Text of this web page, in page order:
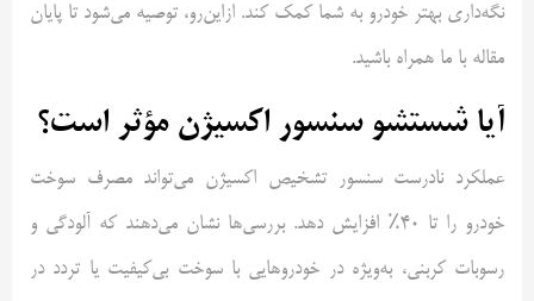
نگه‌داری بهتر خودرو به شما کمک کند. ازاین‌رو، توصیه می‌شود تا پایان
مقاله با ما همراه باشید.
آیا شستشو سنسور اکسیژن مؤثر است؟
عملکرد نادرست سنسور تشخیص اکسیژن می‌تواند مصرف سوخت
خودرو را تا ۴۰٪ افزایش دهد. بررسی‌ها نشان می‌دهند که آلودگی و
رسوبات کربنی، به‌ویژه در خودروهایی با سوخت بی‌کیفیت یا تردد در